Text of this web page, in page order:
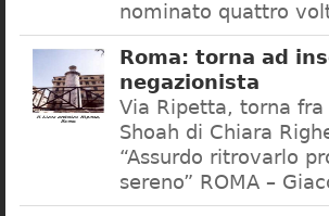
nominato quattro
Roma: torna ad
negazionista
Via Ripetta, torna
Shoah di Chiara
“Assurdo ritrovarlo
sereno” ROMA –